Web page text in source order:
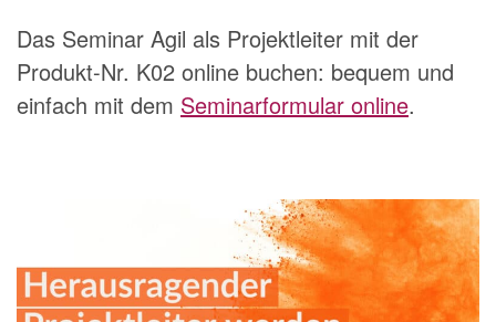
Das Seminar Agil als Projektleiter mit der
Produkt-Nr. K02 online buchen: bequem und
einfach mit dem Seminarformular online.